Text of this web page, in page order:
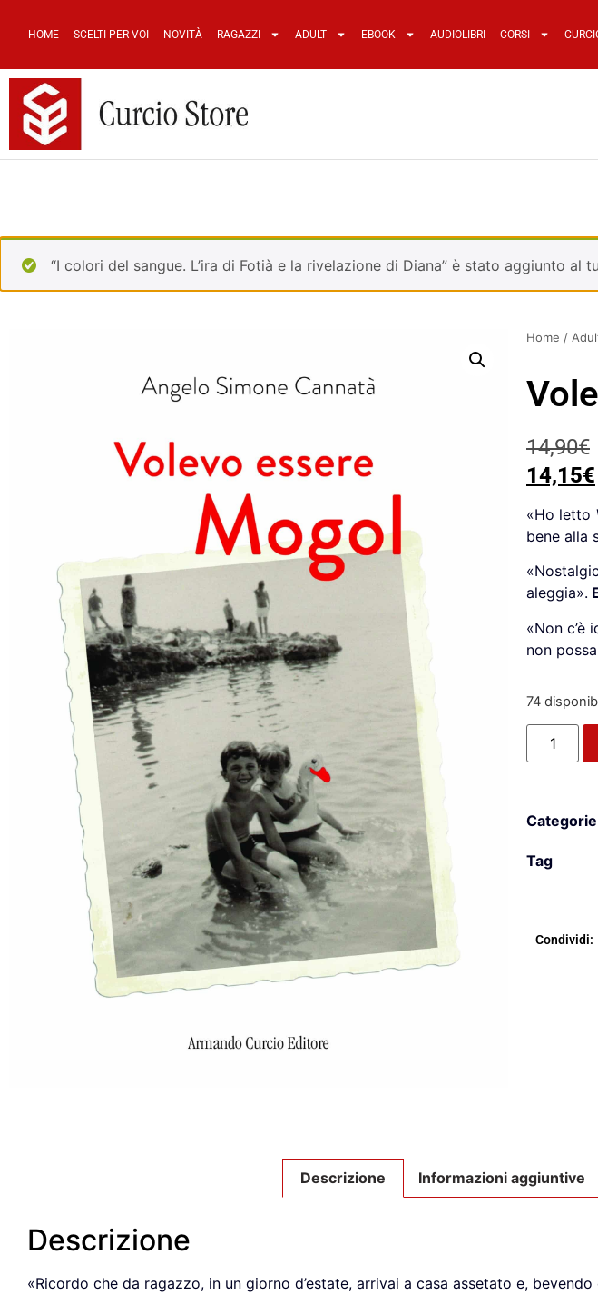
HOME SCELTI PER VOI NOVITÀ RAGAZZI ADULT EBOOK AUDIOLIBRI CORSI
“I colori del sangue. L’ira di Fotià e la rivelazione di Diana” è stato aggiunto al
Home /
14,90€
14,15€
«Ho letto
bene alla
aleggia».
«Non c’è
non
74
Categorie
Tag
Condividi:
Descrizione Informazioni aggiuntive
Descrizione
«Ricordo che da ragazzo, in un giorno d’estate, arrivai a casa assetato e,